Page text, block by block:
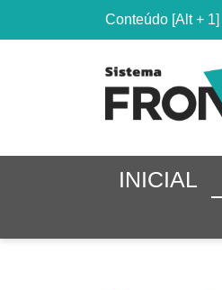
Conteúdo [Alt + 1]
INICIAL